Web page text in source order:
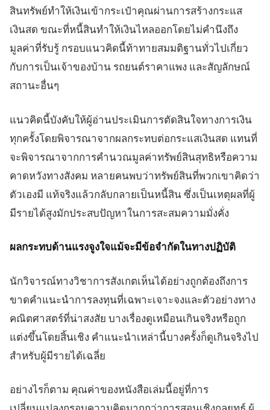
สินทรัพย์ทำให้เงินเข้ากระเป๋าคุณผ่านการสร้างกระแส
เงินสด ขณะที่หนี้สินทำให้เงินไหลออกโดยไม่คำนึงถึง
มูลค่าที่รับรู้ กรอบแนวคิดนี้ท้าทายสมมติฐานทั่วไปเกี่ยว
กับการเป็นเจ้าของบ้าน รถยนต์ราคาแพง และสัญลักษณ์
สถานะอื่นๆ
แนวคิดนี้บังคับให้ผู้อ่านประเมินการตัดสินใจทางการเงิน
ทุกครั้งโดยพิจารณาจากผลกระทบต่อกระแสเงินสด แทนที่
จะพิจารณาจากการคำนวณมูลค่าทรัพย์สินสุทธิหรือความ
คาดหวังทางสังคม หลายคนพบว่าทรัพย์สินที่พวกเขาคิดว่า
ตัวเองมี แท้จริงแล้วกลับกลายเป็นหนี้สิน ซึ่งเป็นเหตุผลที่ผู้
มีรายได้สูงมักประสบปัญหาในการสะสมความมั่งคั่ง
ผลกระทบด้านแรงจูงใจแม้จะมีข้อจำกัดในทางปฏิบัติ
นักวิจารณ์ทางวิชาการสังเกตเห็นได้อย่างถูกต้องถึงการ
ขาดคำแนะนำการลงทุนที่เฉพาะเจาะจงและตัวอย่างทาง
คณิตศาสตร์ที่น่าสงสัย บางเรื่องดูเหมือนเกินจริงหรือถูก
แต่งขึ้นโดยสิ้นเชิง คำแนะนำเหล่านี้บางครั้งก็ดูเกินจริงไป
สำหรับผู้มีรายได้เฉลี่ย
อย่างไรก็ตาม คุณค่าของหนังสือเล่มนี้อยู่ที่การ